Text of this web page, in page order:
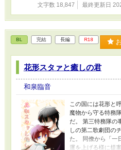
文字数 18,847 最終更新日
BL 完結 長編 R18
花形スタァと癒しの君
和泉臨音
この国には花形と
魔物から守る特務
だ。 第三特務隊の
しの第二歌劇団の
た。 同僚から「一
運を上げる様に提